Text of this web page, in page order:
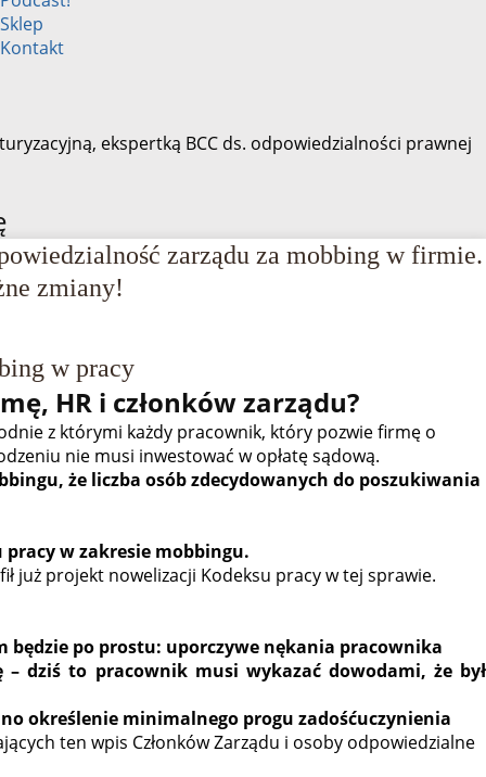
Sklep
Kontakt
ekspertką BCC ds. odpowiedzialności prawnej
zarządu za mobbing w firmie.
zmiany!
w pracy
HR i członków zarządu?
z którymi każdy pracownik, który pozwie firmę o
nie musi inwestować w opłatę sądową.
że liczba osób zdecydowanych do poszukiwania
pracy w zakresie mobbingu.
już projekt nowelizacji Kodeksu pracy w tej sprawie.
po prostu: uporczywe nękania pracownika
dziś to pracownik musi wykazać dowodami, że był
określenie minimalnego progu zadośćuczynienia
ten wpis Członków Zarządu i osoby odpowiedzialne